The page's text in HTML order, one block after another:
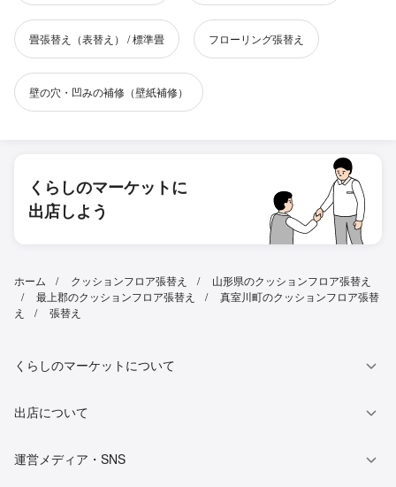
畳張替え（表替え） / 標準畳 フローリング張替え
壁の穴・凹みの補修（壁紙補修）
くらしのマーケットに
出店しよう
ホーム クッションフロア張替え
山形県のクッションフロア張替え
最上郡のクッションフロア張替え
真室川町のクッションフロア張替
え
張替え
くらしのマーケットについて
出店について
運営メディア・SNS